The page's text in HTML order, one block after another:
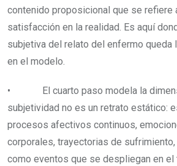
contenido proposicional que se refiere
satisfacción en la realidad. Es aquí
subjetiva del relato del enfermo queda
en el modelo.
• El cuarto paso modela la
subjetividad no es un retrato estático:
procesos afectivos continuos,
corporales, trayectorias de
como eventos que se despliegan en el